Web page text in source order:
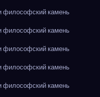
философский камень
философский камень
философский камень
философский камень
философский камень